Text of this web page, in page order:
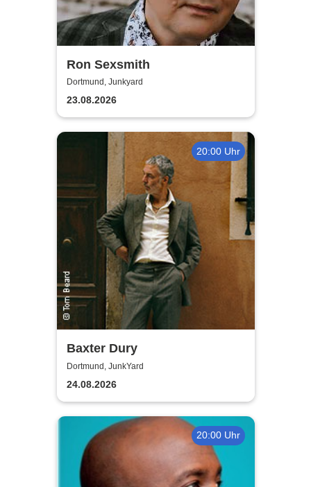
Ron Sexsmith
Dortmund, Junkyard
23.08.2026
20:00 Uhr
Baxter Dury
Dortmund, JunkYard
24.08.2026
20:00 Uhr